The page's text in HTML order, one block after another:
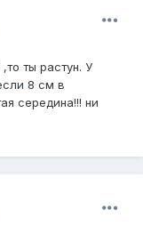
ты растун. У
8 см в
середина!!! ни